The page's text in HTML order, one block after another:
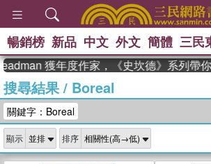
、 The Odyssey
獎 臺灣漫遊錄 、
登輝時代
數
偉大的迷走神經
暢銷榜 新品 中文 外文 簡體 三民
獲年度作家，《史坎德》系列帶你踏上
搜尋結果/ Boreal
關鍵字：Boreal
顯示 排序